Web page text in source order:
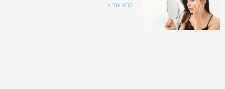
קרא עוד »